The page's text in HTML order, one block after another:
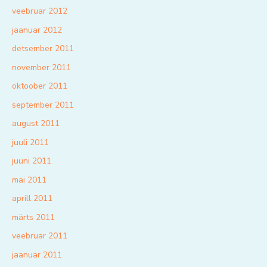
veebruar 2012
jaanuar 2012
detsember 2011
november 2011
oktoober 2011
september 2011
august 2011
juuli 2011
juuni 2011
mai 2011
aprill 2011
märts 2011
veebruar 2011
jaanuar 2011